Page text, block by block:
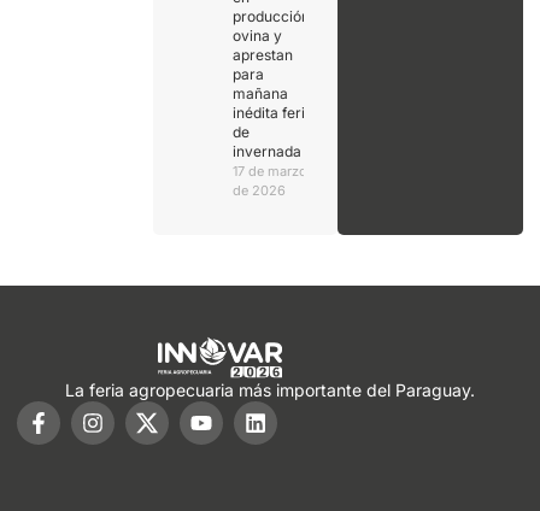
producción
ovina y
aprestan
para
mañana
inédita feria
de
invernada
17 de marzo
de 2026
La feria agropecuaria más importante del Paraguay.